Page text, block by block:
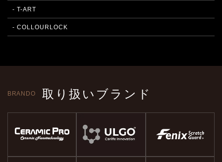
- T-ART
- COLLOURLOCK
BRANDO 取り扱いブランド